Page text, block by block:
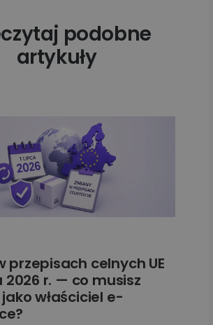
podobne
artykuły
przepisach celnych UE
2026 r. — co musisz
właściciel e-